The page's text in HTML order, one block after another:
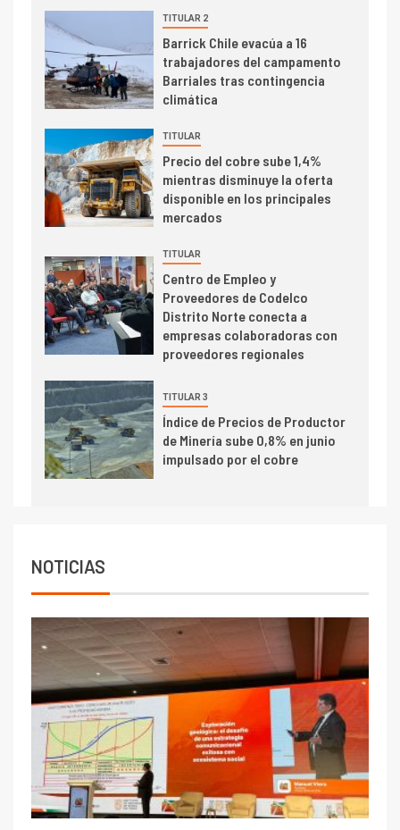
I+D
PIB minero impacta el
crecimiento regional: Banco
Central reporta resultados
trimestre
4 I+D
Informe bimensual de
Cochilco: precio del cobre
alcanza máximos por escasez
5 I+D
Estudio revela cómo el precio
del cobre y educación superior
se relacionan en zonas
mineras
BHP proyecta producción de
cobre cercana a 2 millones de
toneladas tras récord en
Escondida
7
TITULAR 2
Barrick Chile evacúa a 16
trabajadores del campamento
Barriales tras contingencia
climática
TITULAR
Precio del cobre sube 1,4%
mientras disminuye la oferta
disponible en los principales
mercados
TITULAR
Centro de Empleo y
Proveedores de Codelco
Distrito Norte conecta a
empresas colaboradoras con
proveedores regionales
TITULAR 3
Índice de Precios de Productor
de Minería sube 0,8% en junio
impulsado por el cobre
NOTICIAS